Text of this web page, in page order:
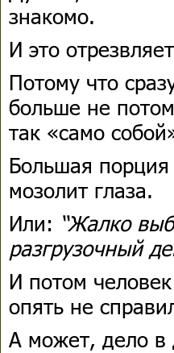
знакомо.
И это
Потому что
больше не
так «само
Большая
мозолит глаза.
Или: “Жалко
разгрузочный
И потом
опять не
А может, дело в